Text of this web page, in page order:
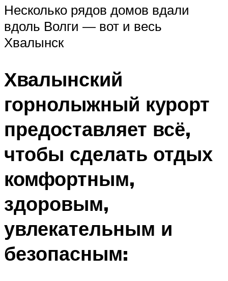
Несколько рядов домов вдали
вдоль Волги — вот и весь
Хвалынск
Хвалынский
горнолыжный курорт
предоставляет всё,
чтобы сделать отдых
комфортным,
здоровым,
увлекательным и
безопасным: